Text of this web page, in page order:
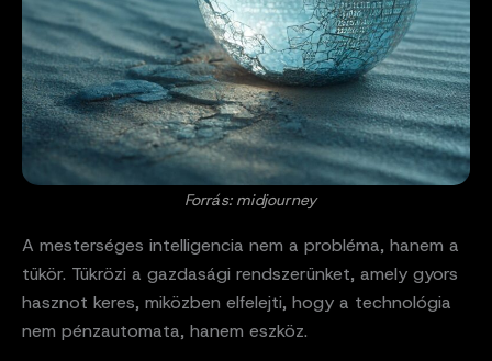
Forrás: midjourney
A mesterséges intelligencia nem a probléma, hanem a
tükör. Tükrözi a gazdasági rendszerünket, amely gyors
hasznot keres, miközben elfelejti, hogy a technológia
nem pénzautomata, hanem eszköz.